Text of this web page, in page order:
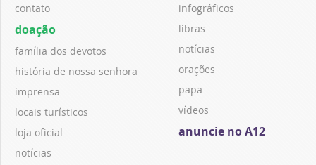
contato
doação
família dos devotos
história de nossa senhora
imprensa
locais turísticos
loja oficial
notícias
infográficos
libras
notícias
orações
papa
vídeos
anuncie no A12